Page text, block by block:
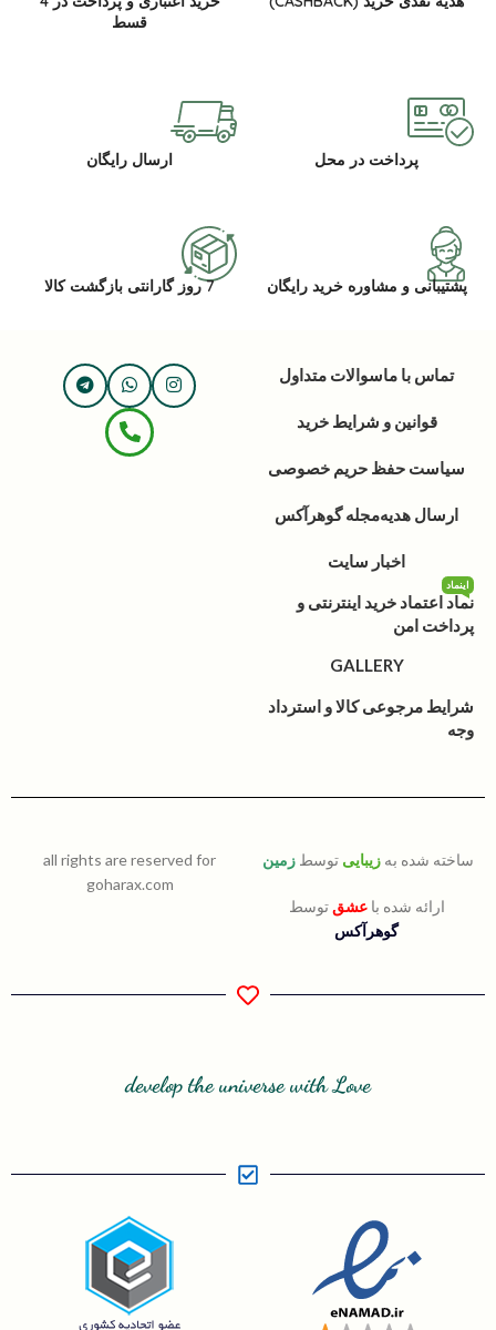
قسط
پرداخت در محل ارسال رایگان
پشتیبانی و مشاوره خرید رایگان 7 روز گارانتی بازگشت کالا
تماس با ماسوالات متداول
قوانین و شرایط خرید
سیاست حفظ حریم خصوصی
ارسال هدیهمجله گوهرآکس
اخبار سایت
نماد اعتماد خرید اینترنتی و
پرداخت امن
اینماد
GALLERY
شرایط مرجوعی کالا و استرداد
وجه
ساخته شده به زیبایی توسط زمین
ارائه شده باعشق توسط
گوهرآکس
all rights are reserved for
goharax.com
develop the universe with Love